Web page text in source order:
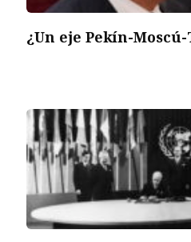
¿Un eje Pekín-